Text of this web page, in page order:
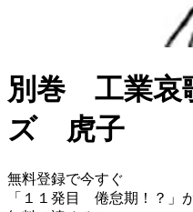
別巻 工業哀
ズ 虎子
無料登録で今すぐ
「 １１発目 倦怠期！？ 」